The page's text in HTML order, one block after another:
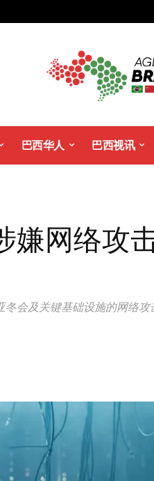
巴西华人 巴西视讯
嫌网络攻
会及关键基础设施的网络攻